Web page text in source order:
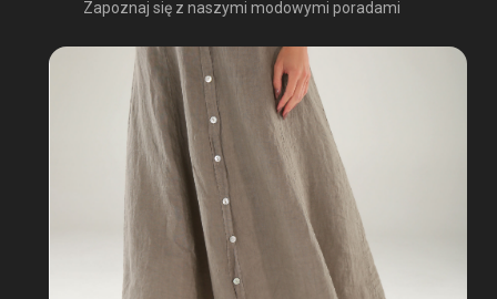
Zapoznaj się z naszymi modowymi poradami